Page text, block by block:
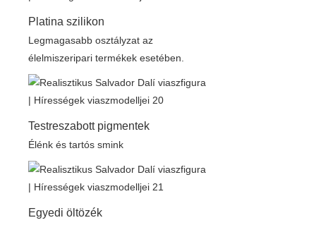
Platina szilikon
Legmagasabb osztályzat az
élelmiszeripari termékek esetében.
Testreszabott pigmentek
Élénk és tartós smink
Egyedi öltözék